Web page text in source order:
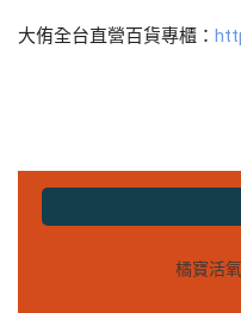
大侑全台直營百貨專櫃：
橘寶活